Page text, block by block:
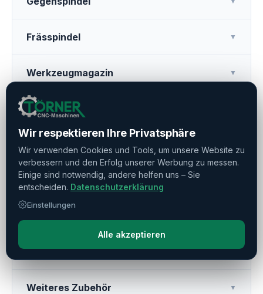
Frässpindel ▼
Werkzeugmagazin ▼
Weitere Ausstattung
Kühlmitteldruck
Werkzeugvermessung
Portallader / Gantryloader ▼
Weiteres Zubehör ▼
Wir respektieren Ihre Privatsphäre
Wir verwenden Cookies und Tools, um unsere Website zu
verbessern und den Erfolg unserer Werbung zu messen.
Einige sind notwendig, andere helfen uns – Sie
entscheiden. Datenschutzerklärung
Einstellungen
Alle akzeptieren